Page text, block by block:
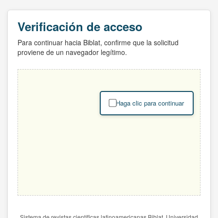
Verificación de acceso
Para continuar hacia Biblat, confirme que la solicitud
proviene de un navegador legítimo.
Haga clic para continuar